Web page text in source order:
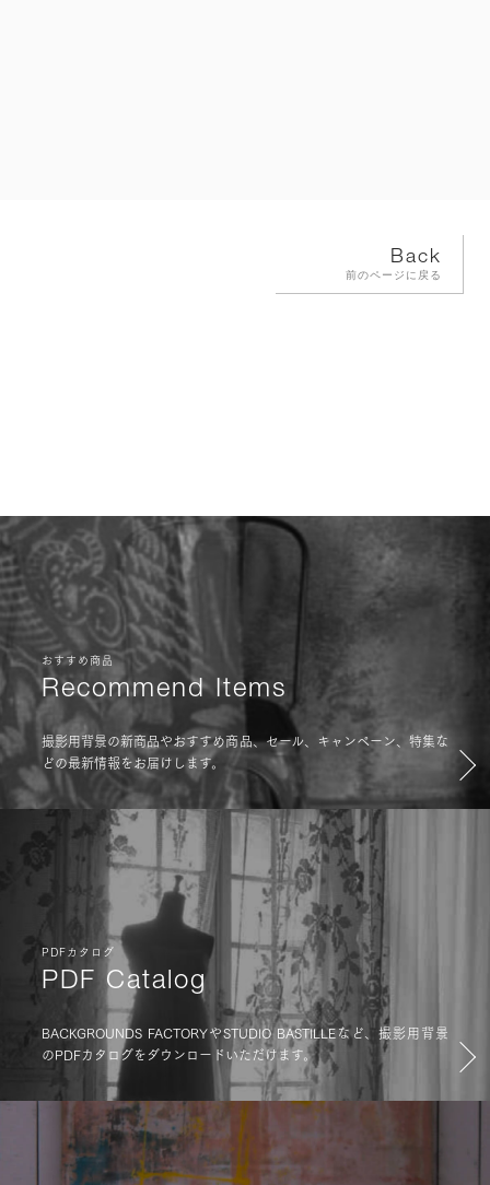
Back
前のページに戻る
おすすめ商品
Recommend Items
撮影用背景の新商品やおすすめ商品、セール、キャンペーン、特集な
どの最新情報をお届けします。
PDFカタログ
PDF Catalog
BACKGROUNDS FACTORYやSTUDIO BASTILLEなど、撮影用背景
のPDFカタログをダウンロードいただけます。